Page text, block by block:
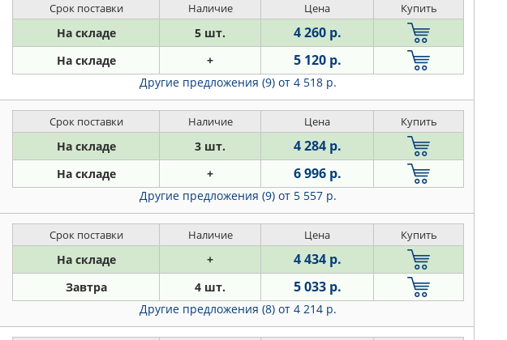
Срок поставки Наличие Цена Купить
На складе 5 шт. 4 260 р.
На складе + 5 120 р.
Другие предложения (9) от 4 518 р.
Срок поставки Наличие Цена Купить
На складе 3 шт. 4 284 р.
На складе + 6 996 р.
Другие предложения (9) от 5 557 р.
Срок поставки Наличие Цена Купить
На складе + 4 434 р.
Завтра 4 шт. 5 033 р.
Другие предложения (8) от 4 214 р.